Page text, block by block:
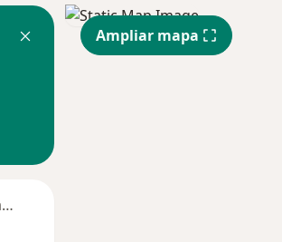
Segunda-feira
Ampliar mapa